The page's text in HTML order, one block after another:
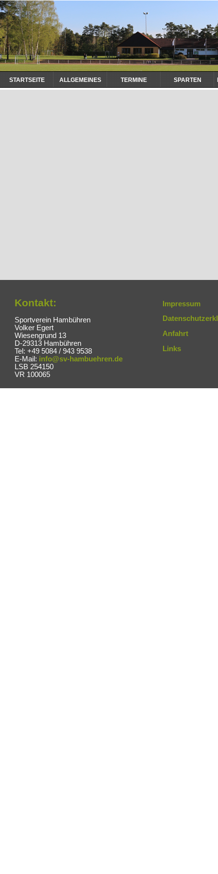
Navigation
überspringen
STARTSEITE ALLGEMEINES TERMINE SPARTEN
Kontakt:
Sportverein Hambühren
Volker Egert
Wiesengrund 13
D-29313 Hambühren
Tel: +49 5084 / 943 9538
E-Mail: info@sv-hambuehren.de
LSB 254150
VR 100065
Impressum
Anfahrt
Links